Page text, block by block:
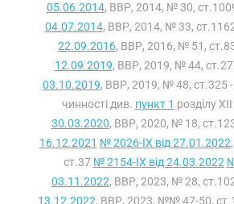
05.06.2014, ВВР, 2014, № 30,
04.07.2014, ВВР, 2014, № 33,
22.09.2016, ВВР, 2016, № 51,
12.09.2019, ВВР, 2019, № 44,
03.10.2019, ВВР, 2019, № 48, ст.325
чинності див. пункт 1 розділу XII
30.03.2020, ВВР, 2020, № 18,
16.12.2021 № 2026-IX від 27.01.2022
ст.37 № 2154-IX від 24.03.2022
03.11.2022, ВВР, 2023, № 28,
13.12.2022, ВВР, 2023, №№ 47-50,